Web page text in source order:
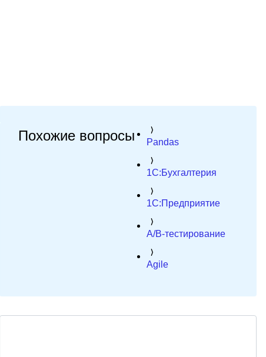
Похожие вопросы Pandas
1C:Бухгалтерия
1C:Предприятие
A/B-тестирование
Agile